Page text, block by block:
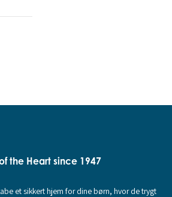
the Heart since 1947
et sikkert hjem for dine børn, hvor de trygt